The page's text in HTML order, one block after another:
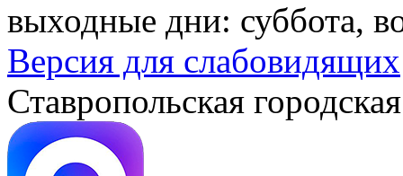
выходные дни: суббота,
Версия для слабовидящих
Ставропольская